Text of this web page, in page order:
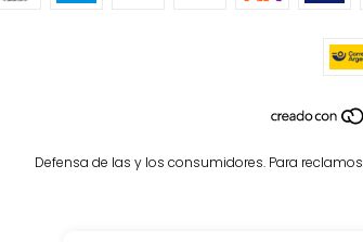
Defensa de las y los consumidores. Para reclamos